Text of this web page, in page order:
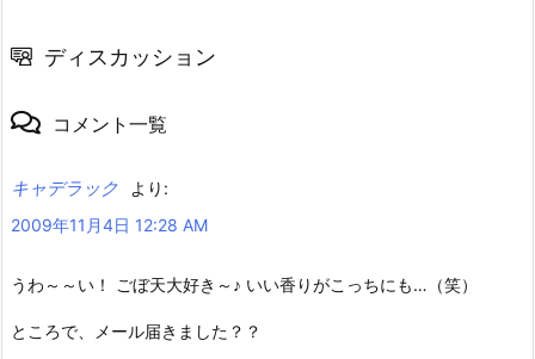
ディスカッション
コメント一覧
キャデラック
より:
2009年11月4日 12:28 AM
うわ～～い！ ごぼ天大好き～♪ いい香りがこっちにも…（笑）
ところで、メール届きました？？